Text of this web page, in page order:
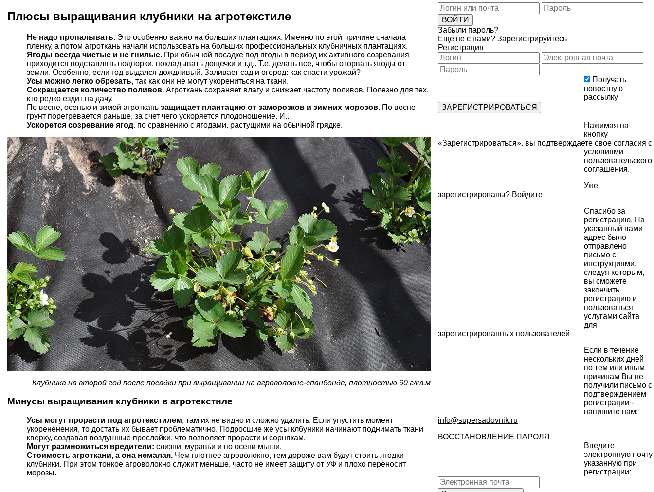
Плюсы выращивания клубники на агротекстиле
Не надо пропалывать. Это особенно важно на больших плантациях. Именно по этой причине сначала
пленку, а потом агроткань начали использовать на больших профессиональных клубничных плантациях.
Ягоды всегда чистые и не гнилые. При обычной посадке под ягоды в период их активного созревания
приходится подставлять подпорки, покладывать дощечки и т.д.. Т.е. делать все, чтобы оторвать ягоды от
земли. Особенно, если год выдался дождливый. Заливает сад и огород: как спасти урожай?
Усы можно легко обрезать, так как они не могут укорениться на ткани.
Сокращается количество поливов. Агроткань сохраняет влагу и снижает частоту поливов. Полезно для тех,
кто редко ездит на дачу.
По весне, осенью и зимой агроткань защищает плантацию от заморозков и зимних морозов. По весне
грунт порегревается раньше, за счет чего ускоряется плодоношение. И..
Ускорется созревание ягод, по сравнению с ягодами, растущими на обычной грядке.
Клубника на второй год после посадки при выращивании на агроволокне-спанбонде, плотностью 60 г/кв.м
Минусы выращивания клубники в агротекстиле
Усы могут прорасти под агротекстилем, там их не видно и сложно удалить. Если упустить момент
укорененения, то достать их бывает проблематично. Подросшие же усы клбуники начинают поднимать ткани
кверху, создавая воздушные прослойки, что позволяет прорасти и сорнякам.
Могут размножиться вредители: слизни, муравьи и по осени мыши.
Стоимость агроткани, а она немалая. Чем плотнее агроволокно, тем дороже вам будут стоить ягодки
клубники. При этом тонкое агроволокно служит меньше, часто не имеет защиту от УФ и плохо переносит
морозы.
Забыли пароль?
Ещё не с нами? Зарегистрируйтесь
Регистрация
Получать
новостную
рассылку
Нажимая на
кнопку
«Зарегистрироваться», вы подтверждаете свое согласия с
условиями
пользовательского
соглашения.
Уже
зарегистрированы? Войдите
Спасибо за
регистрацию. На
указанный вами
адрес было
отправлено
письмо с
инструкциями,
следуя которым,
вы сможете
закончить
регистрацию и
пользоваться
услугами сайта
для
зарегистрированных пользователей
Если в течение
нескольких дней
по тем или иным
причинам Вы не
получили письмо с
подтверждением
регистрации -
напишите нам:
info@supersadovnik.ru
ВОССТАНОВЛЕНИЕ ПАРОЛЯ
Введите
электронную почту
указанную при
регистрации: